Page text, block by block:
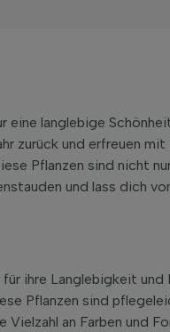
eine langlebige
zurück und erfreuen
Pflanzen sind nicht
und lass dich
ihre Langlebigkeit
Pflanzen sind
an Farben und